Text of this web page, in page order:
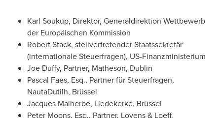
Karl Soukup, Direktor, Generaldirektion Wettbewerb
der Europäischen Kommission
Robert Stack, stellvertretender Staatssekretär
(internationale Steuerfragen), US-Finanzministerium
Joe Duffy, Partner, Matheson, Dublin
Pascal Faes, Esq., Partner für Steuerfragen,
NautaDutilh, Brüssel
Jacques Malherbe, Liedekerke, Brüssel
Peter Moons, Esq., Partner, Loyens & Loeff,